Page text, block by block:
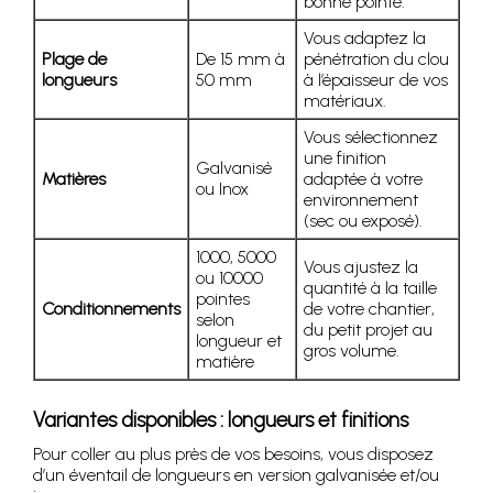
Plage de
longueurs
De 15 mm à
50 mm
Vous adaptez la
pénétration du clou
à l’épaisseur de vos
matériaux.
Matières
Galvanisé
ou Inox
Vous sélectionnez
une finition
adaptée à votre
environnement
(sec ou exposé).
Conditionnements
1000, 5000
ou 10000
pointes
selon
longueur et
matière
Vous ajustez la
quantité à la taille
de votre chantier,
du petit projet au
gros volume.
Variantes disponibles : longueurs et finitions
Pour coller au plus près de vos besoins, vous disposez
d’un éventail de longueurs en version galvanisée et/ou